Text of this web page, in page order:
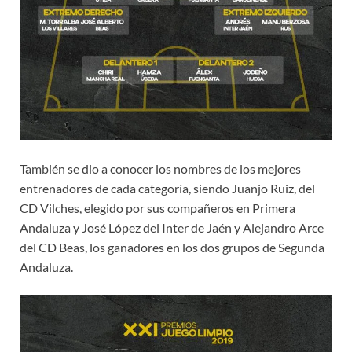
También se dio a conocer los nombres de los mejores
entrenadores de cada categoría, siendo Juanjo Ruiz, del
CD Vilches, elegido por sus compañeros en Primera
Andaluza y José López del Inter de Jaén y Alejandro Arce
del CD Beas, los ganadores en los dos grupos de Segunda
Andaluza.